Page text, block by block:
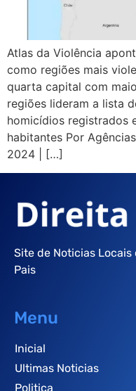
Atlas da Violência
como regiões mais
quarta capital com
regiões lideram a lista
homicídios registrados
habitantes Por
2024 | […]
Site de Noticias Locais
Pais
Menu
Inicial
Ultimas Noticias
Politica